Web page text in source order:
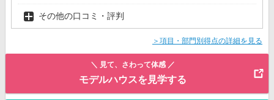
その他の口コミ・評判
＞項目・部門別得点の詳細を見る
＼ 見て、さわって体感 ／
モデルハウスを見学する